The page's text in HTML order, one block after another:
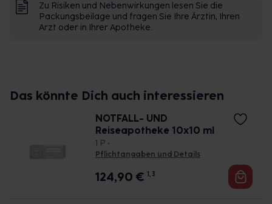
Zu Risiken und Nebenwirkungen lesen Sie die
Packungsbeilage und fragen Sie Ihre Ärztin, Ihren
Arzt oder in Ihrer Apotheke.
Das könnte Dich auch interessieren
NOTFALL- UND
Reiseapotheke 10x10 ml
1 P •
Pflichtangaben und Details
124,90 € 1, 3